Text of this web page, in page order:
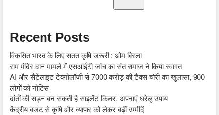
Recent Posts
विकसित भारत के लिए सतत कृषि जरूरी : ओम बिरला
राम मंदिर दान मामले में एसआईटी जांच का संत समाज ने किया स्वागत
AI और सैटेलाइट टेक्नोलॉजी से 7000 करोड़ की टैक्स चोरी का खुलासा, 900
लोगों को नोटिस
दांतों की सड़न बन सकती है साइलेंट किलर, अपनाएं घरेलू उपाय
केंद्रीय बजट से कृषि और व्यापार को लेकर बढ़ीं उम्मीदें